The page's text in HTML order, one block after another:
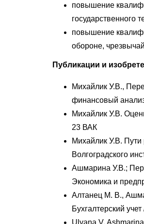
повышение
государственного
повышение
обороне,
Публикации и
Михайлик У.В.,
финансовый
Михайлик У.В.
23 ВАК
Михайлик У.В.
Волгоградского
Ашмарина У.В.;
Экономика и
Алтанец М. В.,
Бухгалтерский
Ulyana V.